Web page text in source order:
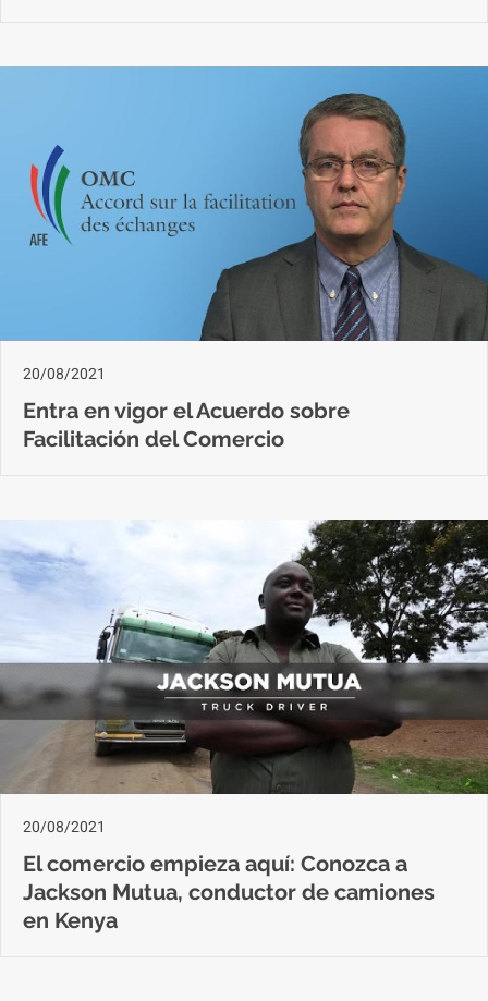
20/08/2021
Entra en vigor el Acuerdo sobre
Facilitación del Comercio
20/08/2021
El comercio empieza aquí: Conozca a
Jackson Mutua, conductor de camiones
en Kenya